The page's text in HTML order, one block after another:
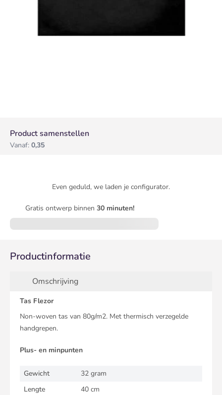
Product samenstellen
Vanaf: 0,35
Even geduld, we laden je configurator.
Gratis ontwerp binnen 30 minuten!
Productinformatie
Omschrijving
Tas Flezor
Non-woven tas van 80g/m2. Met thermisch verzegelde
handgrepen.
Plus- en minpunten
Gewicht
32 gram
Lengte
40 cm